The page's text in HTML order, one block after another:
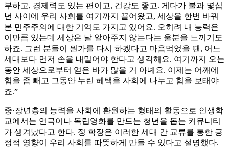
부하고, 경제력도 있는 편이고, 건강도 좋고. 게다가 불과 몇십
년 사이에 우리 사회를 여기까지 끌어왔고, 세상을 한번 바꿔
본 민주주의에 대한 기억도 가지고 있어요. 오히려 내 능력은
이만큼 있는데 세상은 날 알아주지 않는다는 울분을 느끼기도
하죠. 그런 분들이 뭔가를 다시 하겠다고 마음먹었을 땐, 어느
세대보다 먼저 손을 내밀어야 한다고 생각해요. 여기까지 오는
동안 세상으로부터 얻은 바가 많을 거 아녜요. 이제는 어깨에
힘을 좀 빼고 그동안 누린 혜택을 사회에 나누고 힘을 보태야
죠.”
중·장년층의 능력을 사회에 환원하는 형태의 활동으로 인생학
교에서는 연극이나 독립영화를 만드는 청년을 돕는 커뮤니티
가 생겨났다고 한다. 정 학장은 이러한 세대 간 교류를 통한 긍
정적 영향이 우리 사회를 따뜻하게 만들 수 있다고 설명했다.